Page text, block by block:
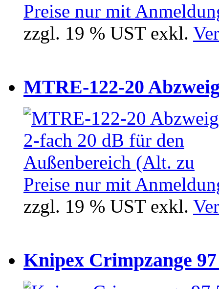
Preise nur mit
zzgl. 19 % UST exkl.
MTRE-122-20
Preise nur mit
zzgl. 19 % UST exkl.
Knipex Crimpzange 97